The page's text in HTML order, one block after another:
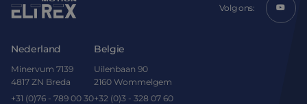
Volg ons:
Nederland
Minervum 7139
4817 ZN Breda
+31 (0)76 - 789 00 30
Belgie
Uilenbaan 90
2160 Wommelgem
+32 (0)3 - 328 07 60